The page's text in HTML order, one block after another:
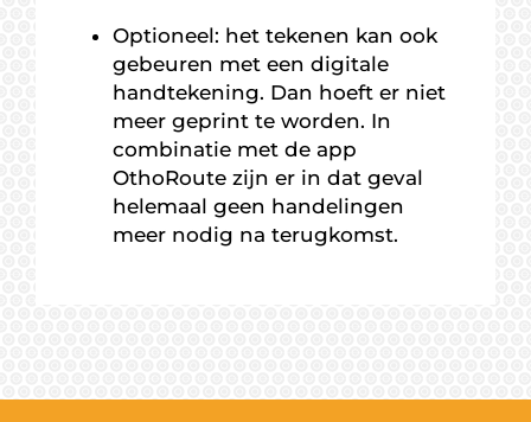
Optioneel: het tekenen kan ook
gebeuren met een digitale
handtekening. Dan hoeft er niet
meer geprint te worden. In
combinatie met de app
OthoRoute zijn er in dat geval
helemaal geen handelingen
meer nodig na terugkomst.